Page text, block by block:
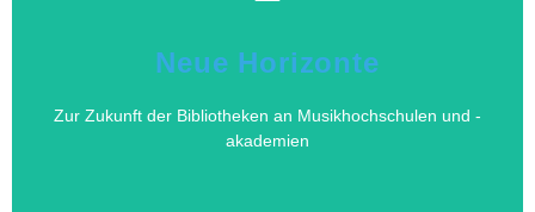
Neue Horizonte
Zur Zukunft der Bibliotheken an Musikhochschulen und -
akademien
Neue Horizonte
Zur Zukunft der Bibliotheken an Musikhochschulen und -
akademien